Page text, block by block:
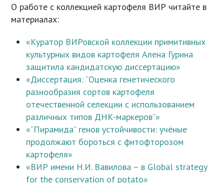
О работе с коллекцией картофеля ВИР читайте в
материалах:
«Куратор ВИРовской коллекции примитивных
культурных видов картофеля Алена Гурина
защитила кандидатскую диссертацию»
«Диссертация: “Оценка генетического
разнообразия сортов картофеля
отечественной селекции с использованием
различных типов ДНК-маркеров”»
«“Пирамида” генов устойчивости: учёные
продолжают бороться с фитофторозом
картофеля»
«ВИР имени Н.И. Вавилова – в Global strategy
for the conservation of potato»